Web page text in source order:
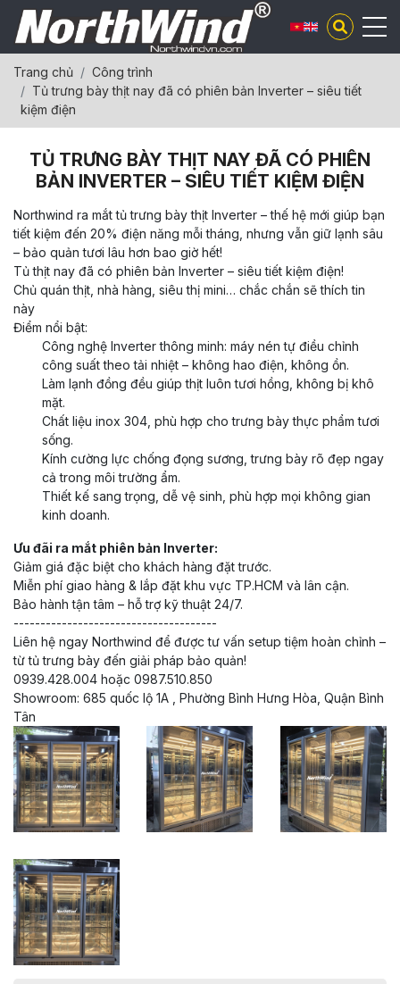
Trang chủ
Công trình
Tủ trưng bày thịt nay đã có phiên bản Inverter – siêu tiết
kiệm điện
TỦ TRƯNG BÀY THỊT NAY ĐÃ CÓ PHIÊN
BẢN INVERTER – SIÊU TIẾT KIỆM ĐIỆN
​Northwind ra mắt tủ trưng bày thịt Inverter – thế hệ mới giúp bạn
tiết kiệm đến 20% điện năng mỗi tháng, nhưng vẫn giữ lạnh sâu
– bảo quản tươi lâu hơn bao giờ hết!
Tủ thịt nay đã có phiên bản Inverter – siêu tiết kiệm điện!
Chủ quán thịt, nhà hàng, siêu thị mini… chắc chắn sẽ thích tin
này
Điểm nổi bật:
Công nghệ Inverter thông minh: máy nén tự điều chỉnh
công suất theo tải nhiệt – không hao điện, không ồn.
Làm lạnh đồng đều giúp thịt luôn tươi hồng, không bị khô
mặt.
Chất liệu inox 304, phù hợp cho trưng bày thực phẩm tươi
sống.
Kính cường lực chống đọng sương, trưng bày rõ đẹp ngay
cả trong môi trường ẩm.
Thiết kế sang trọng, dễ vệ sinh, phù hợp mọi không gian
kinh doanh.
Ưu đãi ra mắt phiên bản Inverter:
Giảm giá đặc biệt cho khách hàng đặt trước.
Miễn phí giao hàng & lắp đặt khu vực TP.HCM và lân cận.
Bảo hành tận tâm – hỗ trợ kỹ thuật 24/7.
--------------------------------------
Liên hệ ngay Northwind để được tư vấn setup tiệm hoàn chỉnh –
từ tủ trưng bày đến giải pháp bảo quản!
0939.428.004 hoặc 0987.510.850
Showroom: 685 quốc lộ 1A , Phường Bình Hưng Hòa, Quận Bình
Tân